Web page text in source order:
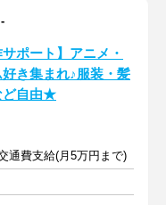
サポート】アニメ・
き集まれ♪服装・髪
ど自由★
通費支給(月5万円まで)